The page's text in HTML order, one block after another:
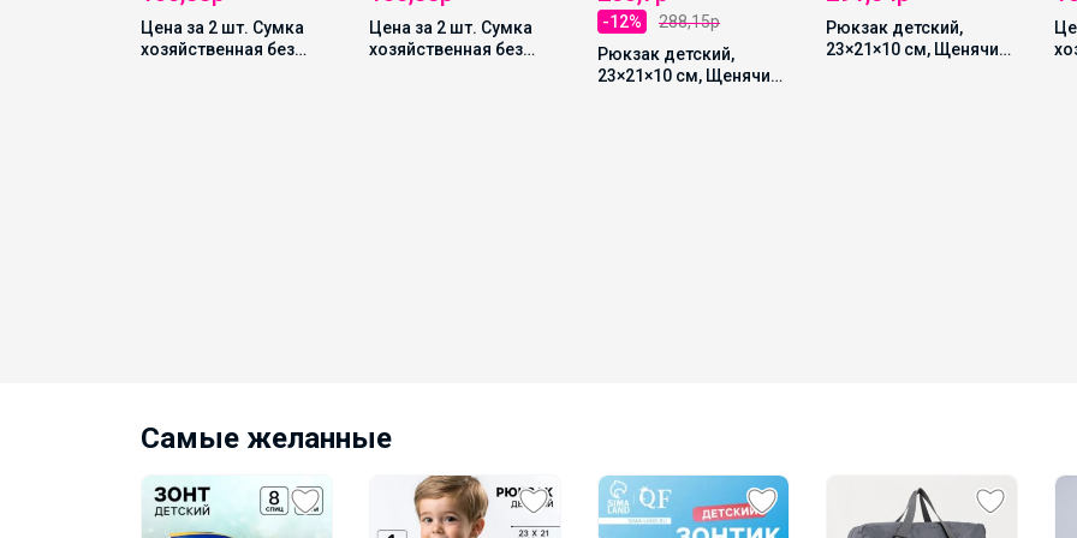
Цена за 2 шт. Сумка
хозяйственная без
Цена за 2 шт. Сумка
хозяйственная без
-12%
288,15р
Рюкзак детский,
23×21×10 см, Щенячий
Рюкзак детский,
23×21×10 см, Щенячий
Самые желанные